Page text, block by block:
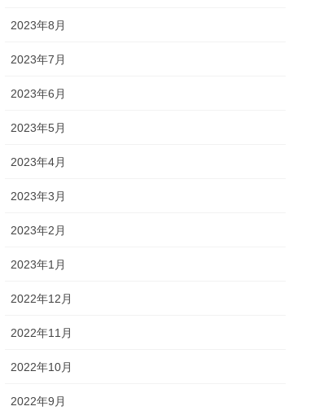
2023年8月
2023年7月
2023年6月
2023年5月
2023年4月
2023年3月
2023年2月
2023年1月
2022年12月
2022年11月
2022年10月
2022年9月